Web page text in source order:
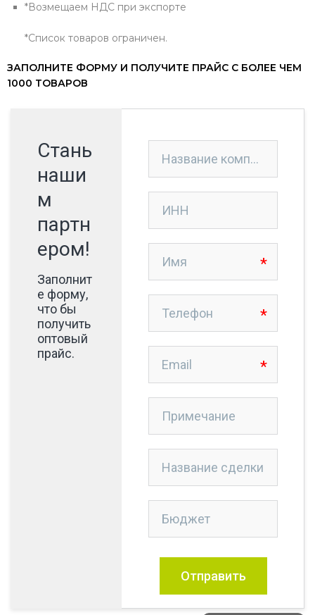
*Возмещаем НДС при экспорте
*Список товаров ограничен.
ЗАПОЛНИТЕ ФОРМУ И ПОЛУЧИТЕ ПРАЙС С БОЛЕЕ ЧЕМ
1000 ТОВАРОВ